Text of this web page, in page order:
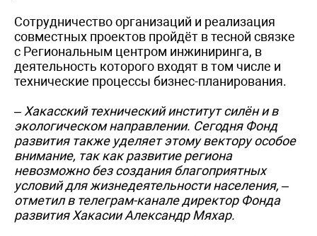
Сотрудничество организаций и реализация
совместных проектов пройдёт в тесной связке
с Региональным центром инжиниринга, в
деятельность которого входят в том числе и
технические процессы бизнес-планирования.
– Хакасский технический институт силён и в
экологическом направлении. Сегодня Фонд
развития также уделяет этому вектору особое
внимание, так как развитие региона
невозможно без создания благоприятных
условий для жизнедеятельности населения, –
отметил в телеграм-канале директор Фонда
развития Хакасии Александр Мяхар.